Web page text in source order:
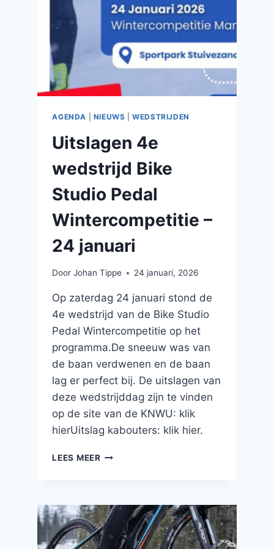
AGENDA NIEUWS |WEDSTRIJDEN
Uitslagen 4e
wedstrijd Bike
Studio Pedal
Wintercompetitie –
24 januari
Door Johan Tippe 24 januari, 2026
Op zaterdag 24 januari stond de
4e wedstrijd van de Bike Studio
Pedal Wintercompetitie op het
programma.De sneeuw was van
de baan verdwenen en de baan
lag er perfect bij. De uitslagen van
deze wedstrijddag zijn te vinden
op de site van de KNWU: klik
hierUitslag kabouters: klik hier.
LEES MEERUITSLAGEN
STUDIO
PEDAL
WINTERCOMPETITIE
–